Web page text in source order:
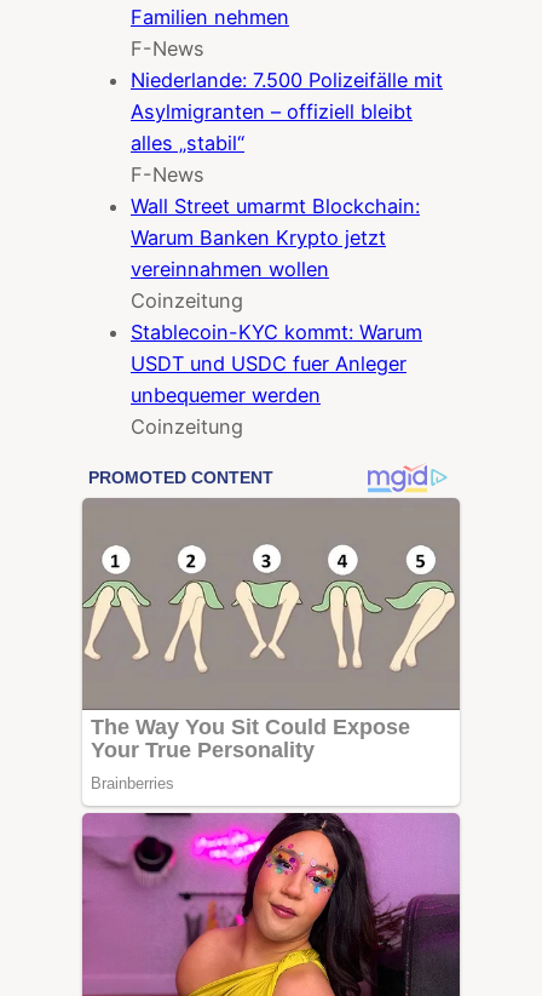
Familien nehmen
F-News
Niederlande: 7.500 Polizeifälle mit
Asylmigranten – offiziell bleibt
alles „stabil“
F-News
Wall Street umarmt Blockchain:
Warum Banken Krypto jetzt
vereinnahmen wollen
Coinzeitung
Stablecoin-KYC kommt: Warum
USDT und USDC fuer Anleger
unbequemer werden
Coinzeitung